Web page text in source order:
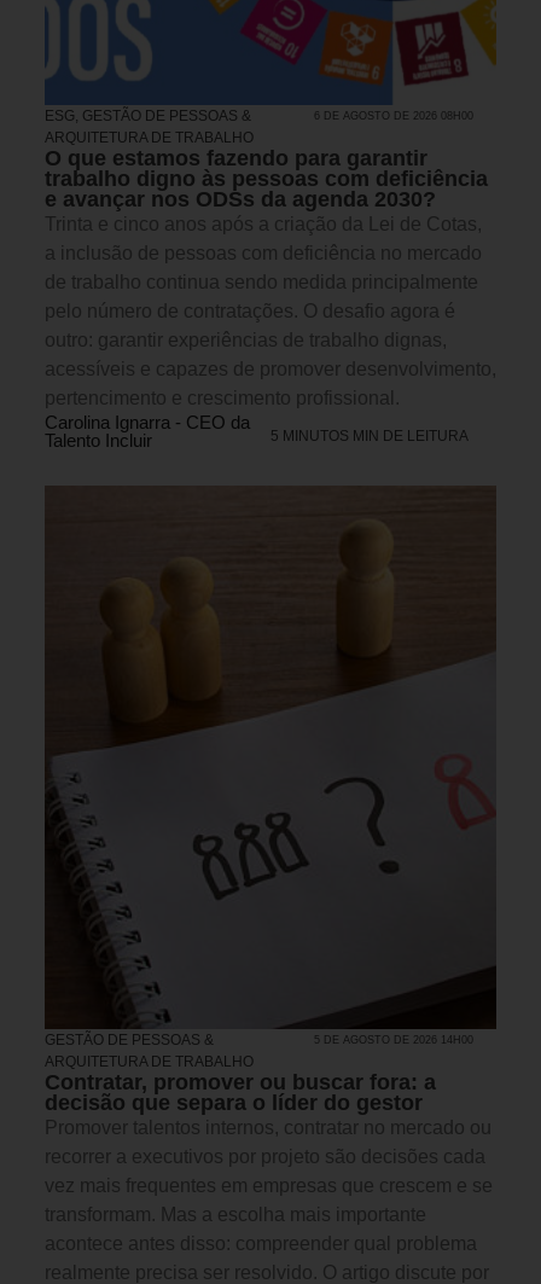
ESG GESTÃO DE PESSOAS &
ARQUITETURA DE TRABALHO
6 DE AGOSTO DE 2026 08H00
O que estamos fazendo para garantir
trabalho digno às pessoas com deficiência
e avançar nos ODSs da agenda 2030?
Trinta e cinco anos após a criação da Lei de Cotas,
a inclusão de pessoas com deficiência no mercado
de trabalho continua sendo medida principalmente
pelo número de contratações. O desafio agora é
outro: garantir experiências de trabalho dignas,
acessíveis e capazes de promover desenvolvimento,
pertencimento e crescimento profissional.
Carolina Ignarra - CEO da
Talento Incluir
5 MINUTOS MIN DE LEITURA
GESTÃO DE PESSOAS &
ARQUITETURA DE TRABALHO
5 DE AGOSTO DE 2026 14H00
Contratar, promover ou buscar fora: a
decisão que separa o líder do gestor
Promover talentos internos, contratar no mercado ou
recorrer a executivos por projeto são decisões cada
vez mais frequentes em empresas que crescem e se
transformam. Mas a escolha mais importante
acontece antes disso: compreender qual problema
realmente precisa ser resolvido. O artigo discute por